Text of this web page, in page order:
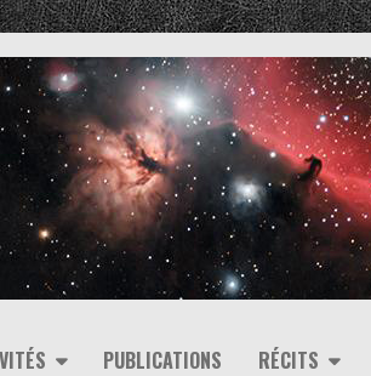
PUBLICATIONS RÉCITS